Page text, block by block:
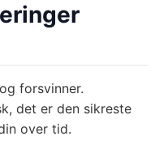
forsvinner.
det er den sikreste
over tid.